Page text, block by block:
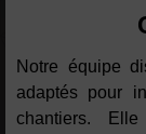
Notre équipe
adaptés pour
chantiers.